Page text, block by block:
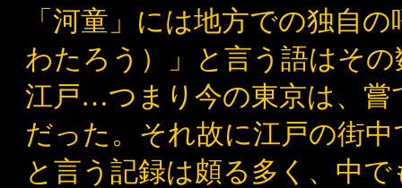
「河童」には地方での独自
わたろう）」と言う語はそ
江戸…つまり今の東京は、嘗
だった。それ故に江戸の街
と言う記録は頗る多く、中